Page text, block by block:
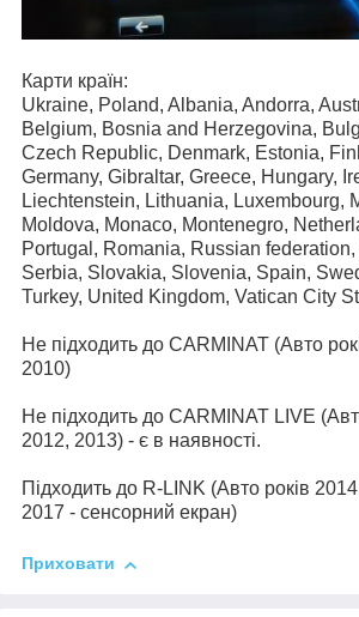
Карти країн:
Ukraine, Poland, Albania, Andorra,
Belgium, Bosnia and Herzegovina,
Czech Republic, Denmark, Estonia,
Germany, Gibraltar, Greece, Hungary,
Liechtenstein, Lithuania, Luxembourg,
Moldova, Monaco, Montenegro,
Portugal, Romania, Russian
Serbia, Slovakia, Slovenia, Spain,
Turkey, United Kingdom, Vatican City
Не підходить до CARMINAT (Авто
2010)
Не підходить до CARMINAT LIVE
2012, 2013) - є в наявності.
Підходить до R-LINK (Авто років
2017 - сенсорний екран)
Приховати